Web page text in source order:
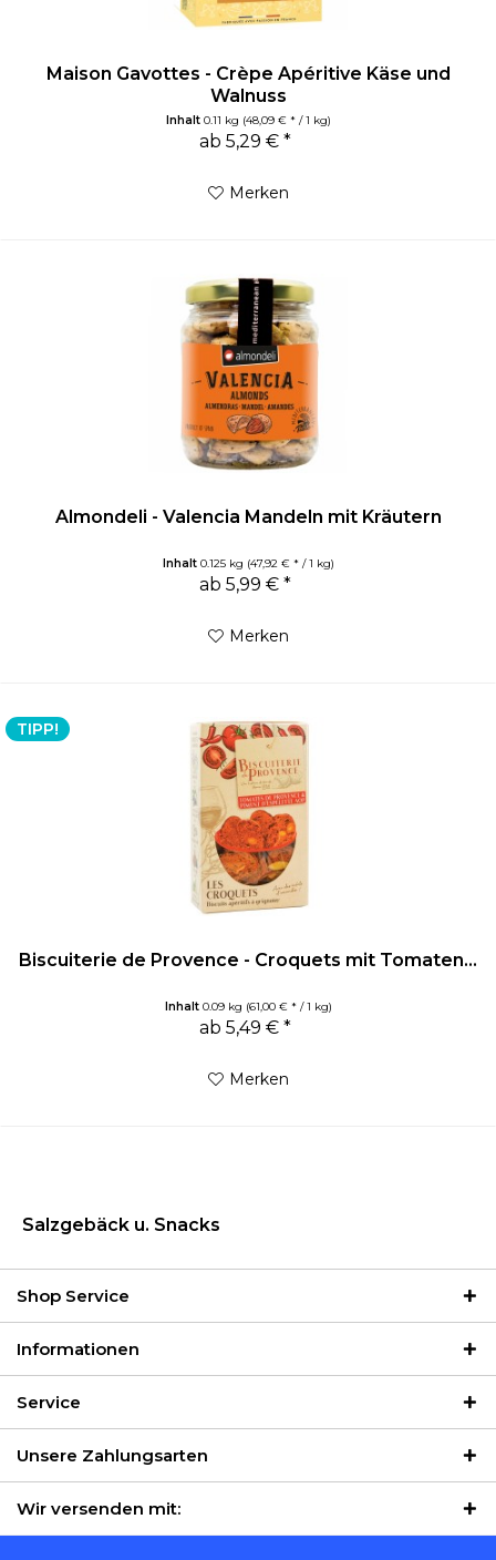
Maison Gavottes - Crèpe Apéritive Käse und
Walnuss
Inhalt 0.11 kg (48,09 € * / 1 kg)
ab 5,29 € *
Merken
Almondeli - Valencia Mandeln mit Kräutern
Inhalt 0.125 kg (47,92 € * / 1 kg)
ab 5,99 € *
Merken
TIPP!
Biscuiterie de Provence - Croquets mit Tomaten...
Inhalt 0.09 kg (61,00 € * / 1 kg)
ab 5,49 € *
Merken
Salzgebäck u. Snacks
Shop Service
Informationen
Service
Unsere Zahlungsarten
Wir versenden mit: